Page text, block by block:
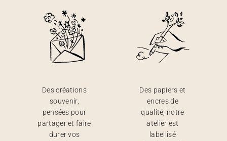
Des créations
souvenir,
pensées pour
partager et faire
durer vos
Des papiers et
encres de
qualité, notre
atelier est
labellisé